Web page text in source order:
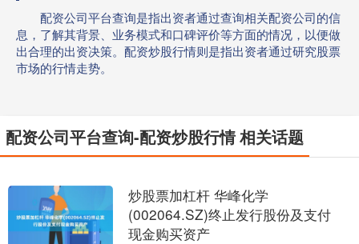
配资公司平台查询是指出资者通过查询相关配资公司的信
息，了解其背景、业务模式和口碑评价等方面的情况，以便做
出合理的出资决策。配资炒股行情则是指出资者通过研究股票
市场的行情走势。
配资公司平台查询-配资炒股行情 相关话题
炒股票加杠杆 华峰化学
(002064.SZ)终止发行股份及支付
现金购买资产